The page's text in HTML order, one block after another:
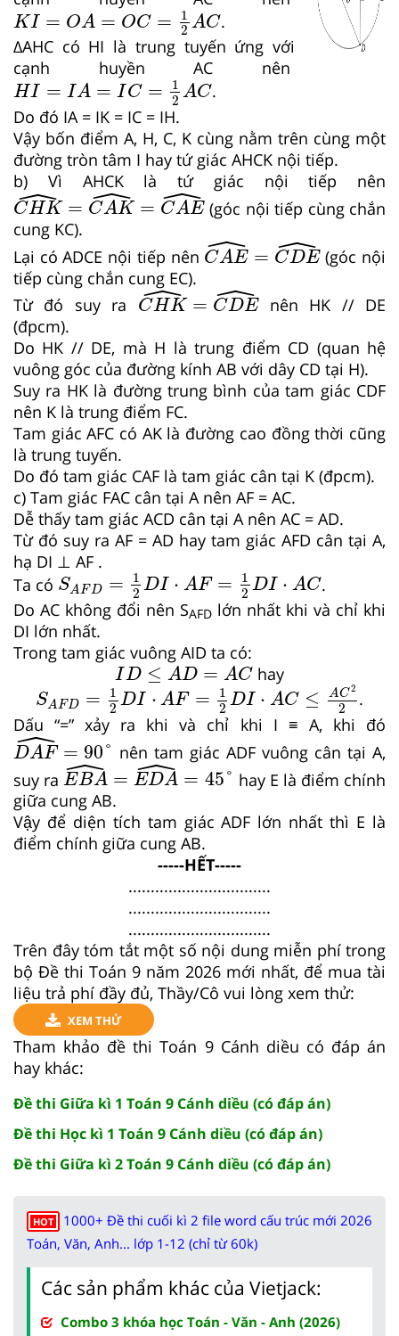
KI = OA = OC =
1
2 AC
KI=O A= O C=12A
.
∆AHC có HI là trung tuyến ứng với
cạnh huyền AC nên
HI = IA = IC =
1
2 AC
HI=I =I C =12AC
.
Do đó IA = IK = IC = IH.
Vậy bốn điểm A, H, C, K cùng nằm trên cùng một
đường tròn tâm I hay tứ giác AHCK nội tiếp.
b) Vì AHCK là tứ giác nội tiếp nên
ˆ
CHK = ˆ
CAK = ˆ
CAE
CHK^ CAK^= CA E^
(góc nội tiếp cùng chắn
cung KC).
Lại có ADCE nội tiếp nên ˆ
CAE = ˆ
CDE
CAE^ DE^
(góc nội
tiếp cùng chắn cung EC).
Từ đó suy ra
ˆ
CHK = ˆ
CDE
CHK^= DE^
nên HK // DE
(đpcm).
Do HK // DE, mà H là trung điểm CD (quan hệ
vuông góc của đường kính AB với dây CD tại H).
Suy ra HK là đường trung bình của tam giác CDF
nên K là trung điểm FC.
Tam giác AFC có AK là đường cao đồng thời cũng
là trung tuyến.
Do đó tam giác CAF là tam giác cân tại K (đpcm).
c) Tam giác FAC cân tại A nên AF = AC.
Dễ thấy tam giác ACD cân tại A nên AC = AD.
Từ đó suy ra AF = AD hay tam giác AFD cân tại A,
hạ DI ⊥ AF .
Ta có SAFD =
1
2 DI ⋅ AF =
1
2 DI ⋅ AC
SAFD 2 DI⋅A = 12 ⋅ AC
.
Do AC không đổi nên SAFD lớn nhất khi và chỉ khi
DI lớn nhất.
Trong tam giác vuông AID ta có:
ID ≤ AD = AC
ID≤AD=AC hay
SAFD =
1
2 DI ⋅ AF =
1
2 DI ⋅ AC ≤ AC2
2
SA 2DI⋅AF =12 DI⋅AC≤AC 22
.
Dấu “=” xảy ra khi và chỉ khi I ≡ A, khi đó
ˆ
DAF = 90°
DAF^ = 90°
nên tam giác ADF vuông cân tại A,
suy raˆ
EBA = ˆ
EDA = 45°
EBA^ =EDA^=45°
hay E là điểm chính
giữa cung AB.
Vậy để diện tích tam giác ADF lớn nhất thì E là
điểm chính giữa cung AB.
-----HẾT-----
................................
................................
................................
Trên đây tóm tắt một số nội dung miễn phí trong
bộ Đề thi Toán 9 năm 2026 mới nhất, để mua tài
liệu trả phí đầy đủ, Thầy/Cô vui lòng xem thử:
XEM THỬ
Tham khảo đề thi Toán 9 Cánh diều có đáp án
hay khác:
Đề thi Giữa kì 1 Toán 9 Cánh diều (có đáp án)
Đề thi Học kì 1 Toán 9 Cánh diều (có đáp án)
Đề thi Giữa kì 2 Toán 9 Cánh diều (có đáp án)
HOT
1000+ Đề thi cuối kì 2 file word cấu trúc mới 2026
Toán, Văn, Anh... lớp 1-12 (chỉ từ 60k)
Các sản phẩm khác của Vietjack:
Combo 3 khóa học Toán - Văn - Anh (2026)